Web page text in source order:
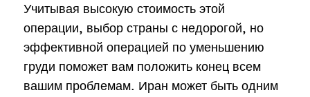
Учитывая высокую стоимость этой
операции, выбор страны с недорогой, но
эффективной операцией по уменьшению
груди поможет вам положить конец всем
вашим проблемам. Иран может быть одним